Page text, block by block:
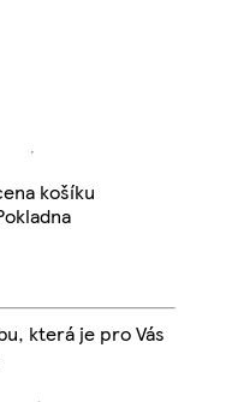
Aktuální cena košíku
košíku
která je pro Vás